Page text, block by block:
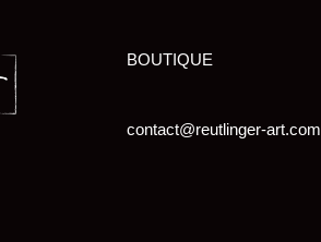
BOUTIQUE
contact@reutlinger-art.com